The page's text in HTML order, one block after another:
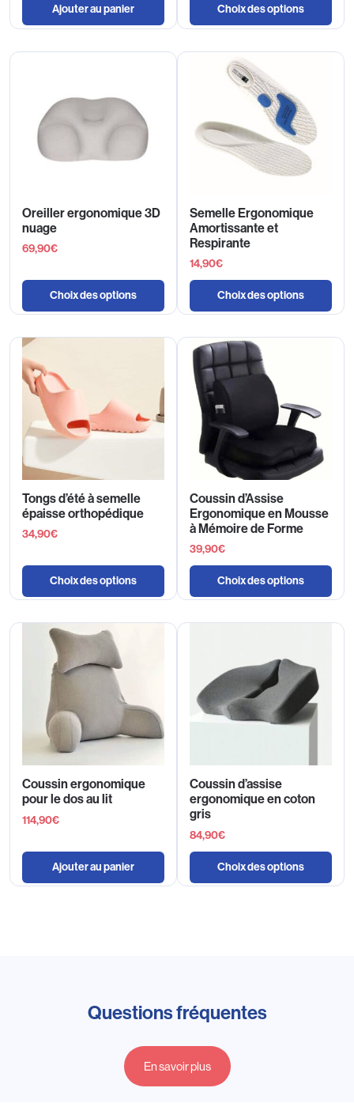
Ajouter au panier Choix des options
Oreiller ergonomique 3D
nuage
69,90€
Choix des options
Semelle Ergonomique
Amortissante et
Respirante
14,90€
Choix des options
Tongs d’été à semelle
épaisse orthopédique
34,90€
Choix des options
Coussin d’Assise
Ergonomique en Mousse
à Mémoire de Forme
39,90€
Choix des options
Coussin ergonomique
pour le dos au lit
114,90€
Ajouter au panier
Coussin d’assise
ergonomique en coton
gris
84,90€
Choix des options
Questions fréquentes
En savoir plus